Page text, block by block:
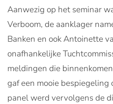
Aanwezig op het seminar
Verboom, de aanklager
Banken en ook Antoinette
onafhankelijke
meldingen die
gaf een mooie bespiegeling
panel werd vervolgens de